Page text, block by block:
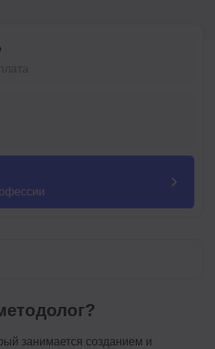
занимается созданием и